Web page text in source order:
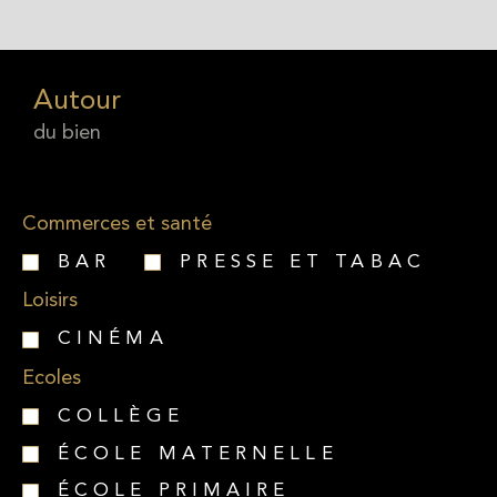
Autour
du bien
Commerces et santé
BAR PRESSE ET TABAC
Loisirs
CINÉMA
Ecoles
COLLÈGE
ÉCOLE MATERNELLE
ÉCOLE PRIMAIRE